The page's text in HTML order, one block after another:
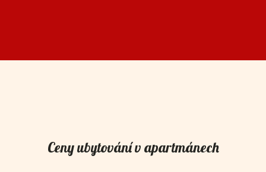
Ceny ubytování v apartmánech